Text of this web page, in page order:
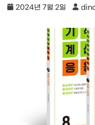
2024년 7월 2일